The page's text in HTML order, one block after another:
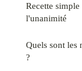
Recette
l'unanimité
Quels sont les
?